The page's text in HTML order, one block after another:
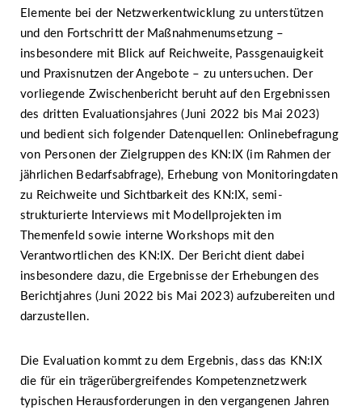
Elemente bei der Netzwerkentwicklung zu unterstützen
und den Fortschritt der Maßnahmenumsetzung –
insbesondere mit Blick auf Reichweite, Passgenauigkeit
und Praxisnutzen der Angebote – zu untersuchen. Der
vorliegende Zwischenbericht beruht auf den Ergebnissen
des dritten Evaluationsjahres (Juni 2022 bis Mai 2023)
und bedient sich folgender Datenquellen: Onlinebefragung
von Personen der Zielgruppen des KN:IX (im Rahmen der
jährlichen Bedarfsabfrage), Erhebung von Monitoringdaten
zu Reichweite und Sichtbarkeit des KN:IX, semi-
strukturierte Interviews mit Modellprojekten im
Themenfeld sowie interne Workshops mit den
Verantwortlichen des KN:IX. Der Bericht dient dabei
insbesondere dazu, die Ergebnisse der Erhebungen des
Berichtjahres (Juni 2022 bis Mai 2023) aufzubereiten und
darzustellen.
Die Evaluation kommt zu dem Ergebnis, dass das KN:IX
die für ein trägerübergreifendes Kompetenznetzwerk
typischen Herausforderungen in den vergangenen Jahren